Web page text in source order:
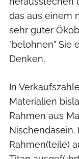
das aus einem
sehr guter
"belohnen" Sie
Denken.
In
Materialien
Rahmen aus
Nischendasein.
Rahmen(teile)